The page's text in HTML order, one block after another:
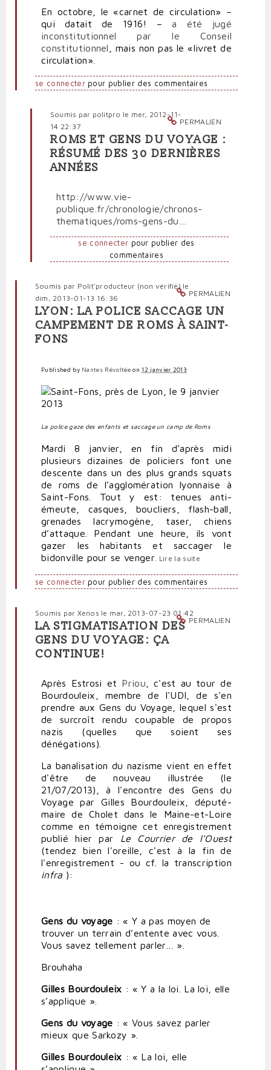
En octobre, le «carnet de circulation» –
qui datait de 1916! –a été jugé
inconstitutionnel par le Conseil
constitutionnel
, mais non pas le «livret de
circulation».
se connecterpour publier des commentaires
PERMALIEN
Soumis par politpro le mer, 2012-11-
14 22:37
En
réponse
à
pas
de
libre
Polit'producteur
(non
vérifié)
ROMS ET GENS DU VOYAGE :
RÉSUMÉ DES 30 DERNIÈRES
ANNÉES
http://www.vie-
publique.fr/chronologie/chronos-
thematiques/roms-gens-du…
se connecter pour publier des
commentaires
PERMALIEN
Soumis par Polit'producteur (non vérifié)le
dim, 2013-01-13 16:36
LYON: LA POLICE SACCAGE UN
CAMPEMENT DE ROMS À SAINT-
FONS
Published by Nantes Révoltéeon12 janvier 2013
La police gaze des enfants et saccage un camp de Roms
Mardi 8 janvier, en fin d’après midi
plusieurs dizaines de policiers font une
descente dans un des plus grands squats
de roms de l’agglomération lyonnaise à
Saint-Fons. Tout y est: tenues anti-
émeute, casques, boucliers, flash-ball,
grenades lacrymogène, taser, chiens
d’attaque. Pendant une heure, ils vont
gazer les habitants et saccager le
bidonville pour se venger. Lire la suite
se connecterpour publier des commentaires
PERMALIEN
Soumis par Xenos le mar, 2013-07-23 01:42
LA STIGMATISATION DES
GENS DU VOYAGE: ÇA
CONTINUE!
Après Estrosi et Priou , c'est au tour de
Bourdouleix, membre de l'UDI, de s'en
prendre aux Gens du Voyage, lequel s'est
de surcroît rendu coupable de propos
nazis (quelles que soient ses
dénégations).
La banalisation du nazisme vient en effet
d'être de nouveau illustrée (le
21/07/2013), à l'encontre des Gens du
Voyage par Gilles Bourdouleix, député-
maire de Cholet dans le Maine-et-Loire
comme en témoigne cet enregistrement
publié hier par Le Courrier de l'Ouest
(tendez bien l'oreille, c'est à la fin de
l'enregistrement - ou cf. la transcription
infra ):
Gens du voyage : « Y a pas moyen de
trouver un terrain d’entente avec vous.
Vous savez tellement parler… ».
Brouhaha
Gilles Bourdouleix : « Y a la loi. La loi, elle
s’applique ».
Gens du voyage : « Vous savez parler
mieux que Sarkozy ».
Gilles Bourdouleix : « La loi, elle